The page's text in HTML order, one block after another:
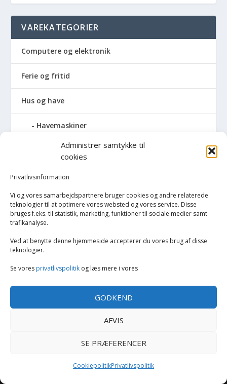
Administrer samtykke til
cookies
Privatlivsinformation
Vi og vores samarbejdspartnere bruger cookies og andre relaterede
teknologier til at optimere vores websted og vores service. Disse
bruges f.eks. til statistik, marketing, funktioner til sociale medier samt
trafikanalyse.
Ved at benytte denne hjemmeside accepterer du vores brug af disse
teknologier.
Se vores privatlivspolitik og læs mere i vores
GODKEND
AFVIS
SE PRÆFERENCER
CookiepolitikPrivatlivspolitik
VAREKATEGORIER
Computere og elektronik
Ferie og fritid
Hus og have
Havemaskiner
Hvidevarer
Køkken
Opvarmning
Rengøring
Støvsugere
Tilbehør til støvsugere og rengøring
Copyright GearExperten.dk -Cookie politik